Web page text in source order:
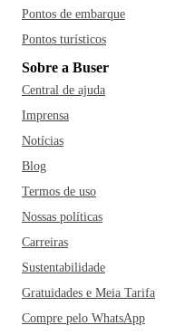
Pontos de embarque
Pontos turísticos
Sobre a Buser
Central de ajuda
Imprensa
Notícias
Blog
Termos de uso
Nossas políticas
Carreiras
Sustentabilidade
Gratuidades e Meia Tarifa
Compre pelo WhatsApp